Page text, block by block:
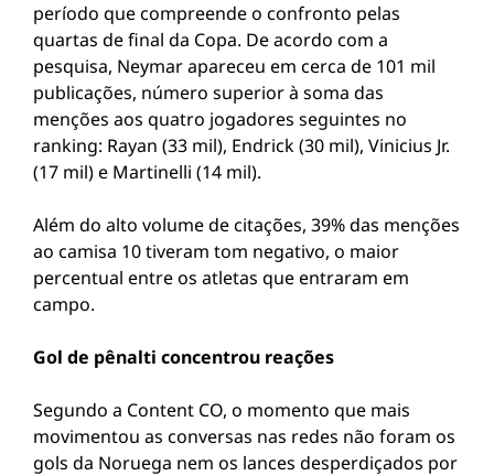
período que compreende o confronto pelas
quartas de final da Copa. De acordo com a
pesquisa, Neymar apareceu em cerca de 101 mil
publicações, número superior à soma das
menções aos quatro jogadores seguintes no
ranking: Rayan (33 mil), Endrick (30 mil), Vinicius Jr.
(17 mil) e Martinelli (14 mil).
Além do alto volume de citações, 39% das menções
ao camisa 10 tiveram tom negativo, o maior
percentual entre os atletas que entraram em
campo.
Gol de pênalti concentrou reações
Segundo a Content CO, o momento que mais
movimentou as conversas nas redes não foram os
gols da Noruega nem os lances desperdiçados por